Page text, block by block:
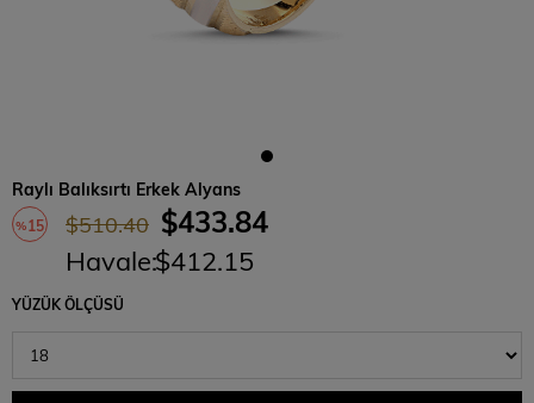
Raylı Balıksırtı Erkek Alyans
%15 $510.40 $433.84
Havale:$412.15
YÜZÜK ÖLÇÜSÜ